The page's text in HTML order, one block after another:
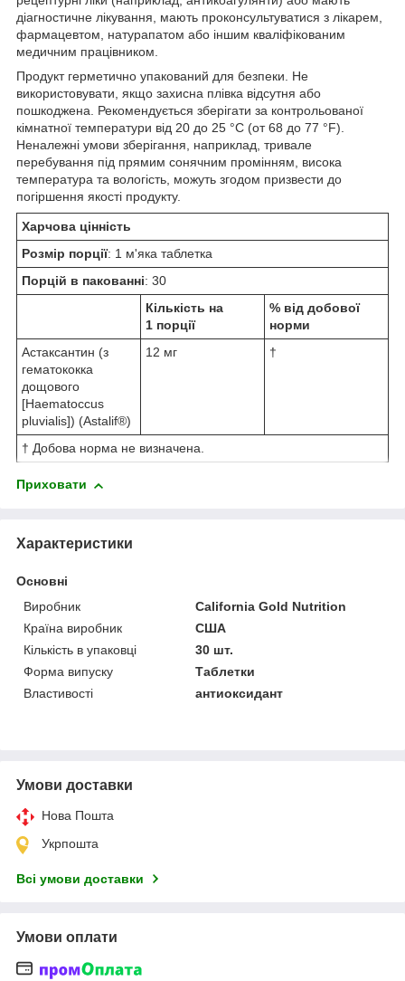
діагностичне лікування, мають проконсультуватися з лікарем,
фармацевтом, натурапатом або іншим кваліфікованим
медичним працівником.
Продукт герметично упакований для безпеки. Не
використовувати, якщо захисна плівка відсутня або
пошкоджена. Рекомендується зберігати за контрольованої
кімнатної температури від 20 до 25 °C (от 68 до 77 °F).
Неналежні умови зберігання, наприклад, тривале
перебування під прямим сонячним промінням, висока
температура та вологість, можуть згодом призвести до
погіршення якості продукту.
Харчова цінність
Розмір порції: 1 м'яка таблетка
Порцій в пакованні: 30
Кількість на
1 порції
% від добової
норми
Астаксантин (з
гематококка
дощового
[Haematoccus
pluvialis]) (Astalif®)
12 мг †
† Добова норма не визначена.
Приховати
Характеристики
Основні
Виробник
California Gold Nutrition
Країна виробник
США
Кількість в упаковці
30 шт.
Форма випуску
Таблетки
Властивості
антиоксидант
Умови доставки
Нова Пошта
Укрпошта
Всі умови доставки
Умови оплати